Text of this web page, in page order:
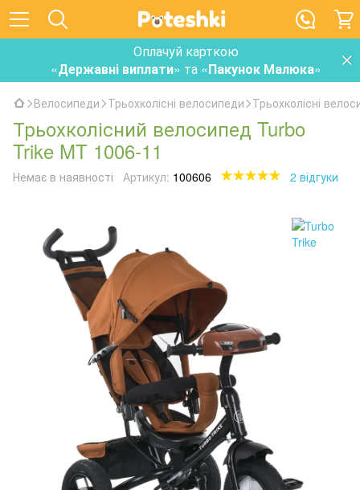
Оплачуй карткою
«Державні виплати» та «Пакунок Малюка»
Велосипеди Трьохколісні велосипеди Трьохколісні
Трьохколісний велосипед Turbo
Trike MT 1006-11
Немає в наявності Артикул: 100606 2 відгуки